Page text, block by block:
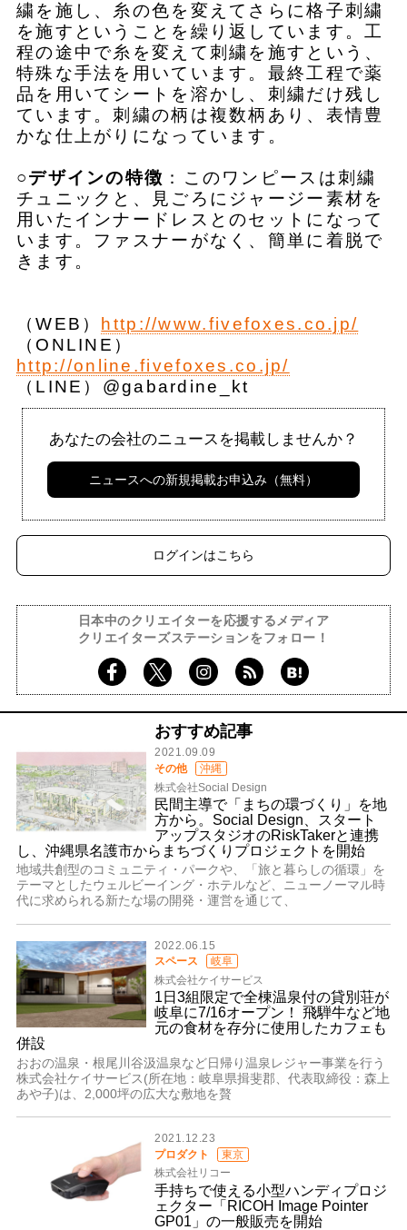
繍を施し、糸の色を変えてさらに格子刺繍
を施すということを繰り返しています。工
程の途中で糸を変えて刺繍を施すという、
特殊な手法を用いています。最終工程で薬
品を用いてシートを溶かし、刺繍だけ残し
ています。刺繍の柄は複数柄あり、表情豊
かな仕上がりになっています。
○デザインの特徴 ：このワンピースは刺繍
チュニックと、見ごろにジャージー素材を
用いたインナードレスとのセットになって
います。ファスナーがなく、簡単に着脱で
きます。
（WEB） http://www.fivefoxes.co.jp/
（ONLINE）
http://online.fivefoxes.co.jp/
（LINE）@gabardine_kt
あなたの会社のニュースを掲載しませんか？
ニュースへの新規掲載お申込み（無料）
ログインはこちら
日本中のクリエイターを応援するメディア
クリエイターズステーションをフォロー！
おすすめ記事
2021.09.09
その他
沖縄
株式会社Social Design
民間主導で「まちの環づくり」を地
方から。Social Design、スタート
アップスタジオのRiskTakerと連携
し、沖縄県名護市からまちづくりプロジェクトを開始
地域共創型のコミュニティ・パークや、「旅と暮らしの循環」を
テーマとしたウェルビーイング・ホテルなど、ニューノーマル時
代に求められる新たな場の開発・運営を通じて、
2022.06.15
スペース
岐阜
株式会社ケイサービス
1日3組限定で全棟温泉付の貸別荘が
岐阜に7/16オープン！ 飛騨牛など地
元の食材を存分に使用したカフェも
併設
おおの温泉・根尾川谷汲温泉など日帰り温泉レジャー事業を行う
株式会社ケイサービス(所在地：岐阜県揖斐郡、代表取締役：森上
あや子)は、2,000坪の広大な敷地を贅
2021.12.23
プロダクト
東京
株式会社リコー
手持ちで使える小型ハンディプロジ
ェクター「RICOH Image Pointer
GP01」の一般販売を開始